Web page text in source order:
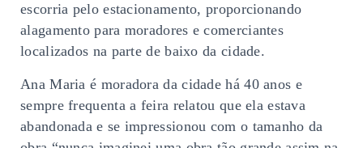
escorria pelo estacionamento, proporcionando
alagamento para moradores e comerciantes
localizados na parte de baixo da cidade.
Ana Maria é moradora da cidade há 40 anos e
sempre frequenta a feira relatou que ela estava
abandonada e se impressionou com o tamanho da